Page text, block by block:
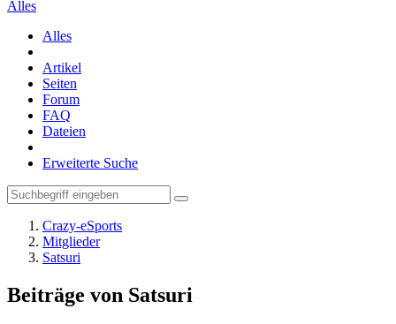
Alles
Alles
Artikel
Seiten
Forum
FAQ
Dateien
Erweiterte Suche
Crazy-eSports
Mitglieder
Satsuri
Beiträge von Satsuri